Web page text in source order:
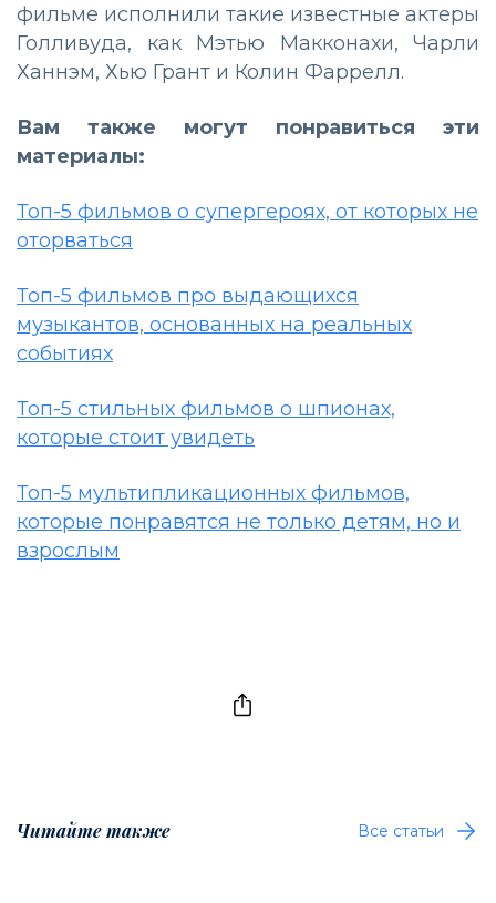
фильме исполнили такие известные актеры
Голливуда, как Мэтью Макконахи, Чарли
Ханнэм, Хью Грант и Колин Фаррелл.
Вам также могут понравиться эти
материалы:
Топ-5 фильмов о супергероях, от которых не
оторваться
Топ-5 фильмов про выдающихся
музыкантов, основанных на реальных
событиях
Топ-5 стильных фильмов о шпионах,
которые стоит увидеть
Топ-5 мультипликационных фильмов,
которые понравятся не только детям, но и
взрослым
Читайте также Все статьи